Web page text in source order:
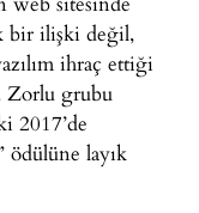
bir ilişki değil,
ihraç ettiği
Zorlu grubu
2017’de
ödülüne layık